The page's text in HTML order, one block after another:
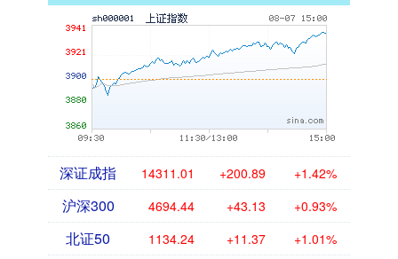
深证成指 14311.01 +200.89 +1.42%
沪深300 4694.44 +43.13 +0.93%
北证50 1134.24 +11.37 +1.01%